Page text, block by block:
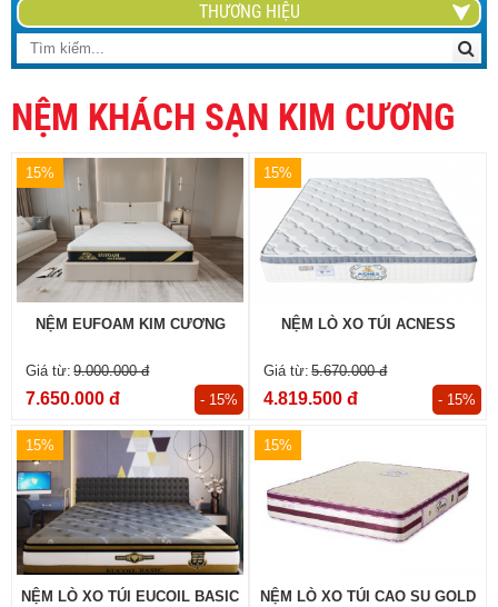
THƯƠNG HIỆU
NỆM KHÁCH SẠN KIM CƯƠNG
15%
NỆM EUFOAM KIM CƯƠNG
9.000.000 đ
7.650.000 đ - 15%
15%
NỆM LÒ XO TÚI ACNESS
5.670.000 đ
4.819.500 đ - 15%
15%
NỆM LÒ XO TÚI EUCOIL BASIC
15%
NỆM LÒ XO TÚI CAO SU GOLD